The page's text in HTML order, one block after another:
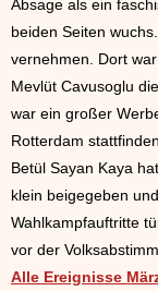
Absage als ein
beiden Seiten
vernehmen. Dort
Mevlüt Cavusoglu
war ein großer
Rotterdam
Betül Sayan Kaya
klein beigegeben
Wahlkampfauftritte
vor der
Alle Ereignisse